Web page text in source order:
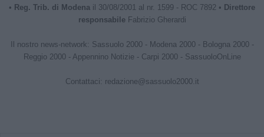
• Reg. Trib. di Modena il 30/08/2001 al nr. 1599 - ROC 7892 • Direttore
responsabileFabrizio Gherardi
Il nostro news-network: Sassuolo 2000- Modena 2000- Bologna 2000-
Reggio 2000- Appennino Notizie - Carpi 2000- SassuoloOnLine
Contattaci: redazione@sassuolo2000.it